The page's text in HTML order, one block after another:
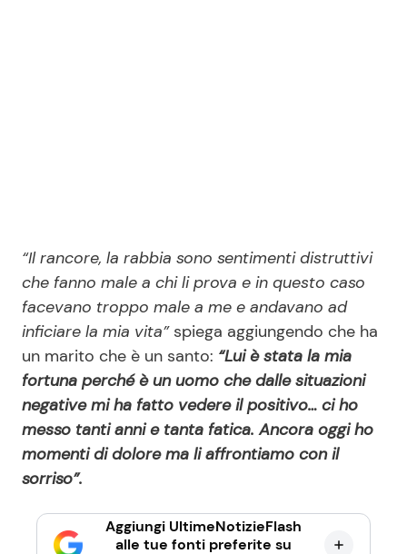
“Il rancore, la rabbia sono sentimenti distruttivi
che fanno male a chi li prova e in questo caso
facevano troppo male a me e andavano ad
inficiare la mia vita” spiega aggiungendo che ha
un marito che è un santo: “Lui è stata la mia
fortuna perché è un uomo che dalle situazioni
negative mi ha fatto vedere il positivo… ci ho
messo tanti anni e tanta fatica. Ancora oggi ho
momenti di dolore ma li affrontiamo con il
sorriso”.
Aggiungi UltimeNotizieFlash
alle tue fonti preferite su